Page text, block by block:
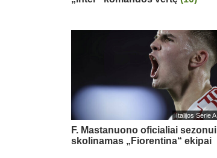
Italijos Serie A
F. Mastanuono oficialiai sezonui
skolinamas „Fiorentina“ ekipai